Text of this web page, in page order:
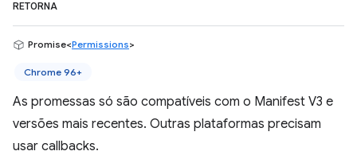
RETORNA
Promise<Permissions>
Chrome 96+
As promessas só são compatíveis com o Manifest V3 e
versões mais recentes. Outras plataformas precisam
usar callbacks.